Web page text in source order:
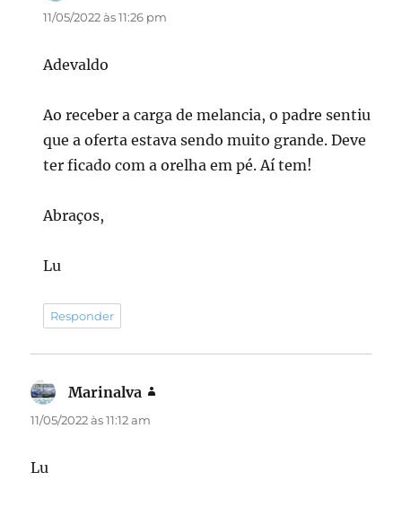
11/05/2022 às 11:26 pm
Adevaldo
Ao receber a carga de melancia, o padre sentiu
que a oferta estava sendo muito grande. Deve
ter ficado com a orelha em pé. Aí tem!
Abraços,
Lu
Responder
Marinalva
11/05/2022 às 11:12 am
Lu